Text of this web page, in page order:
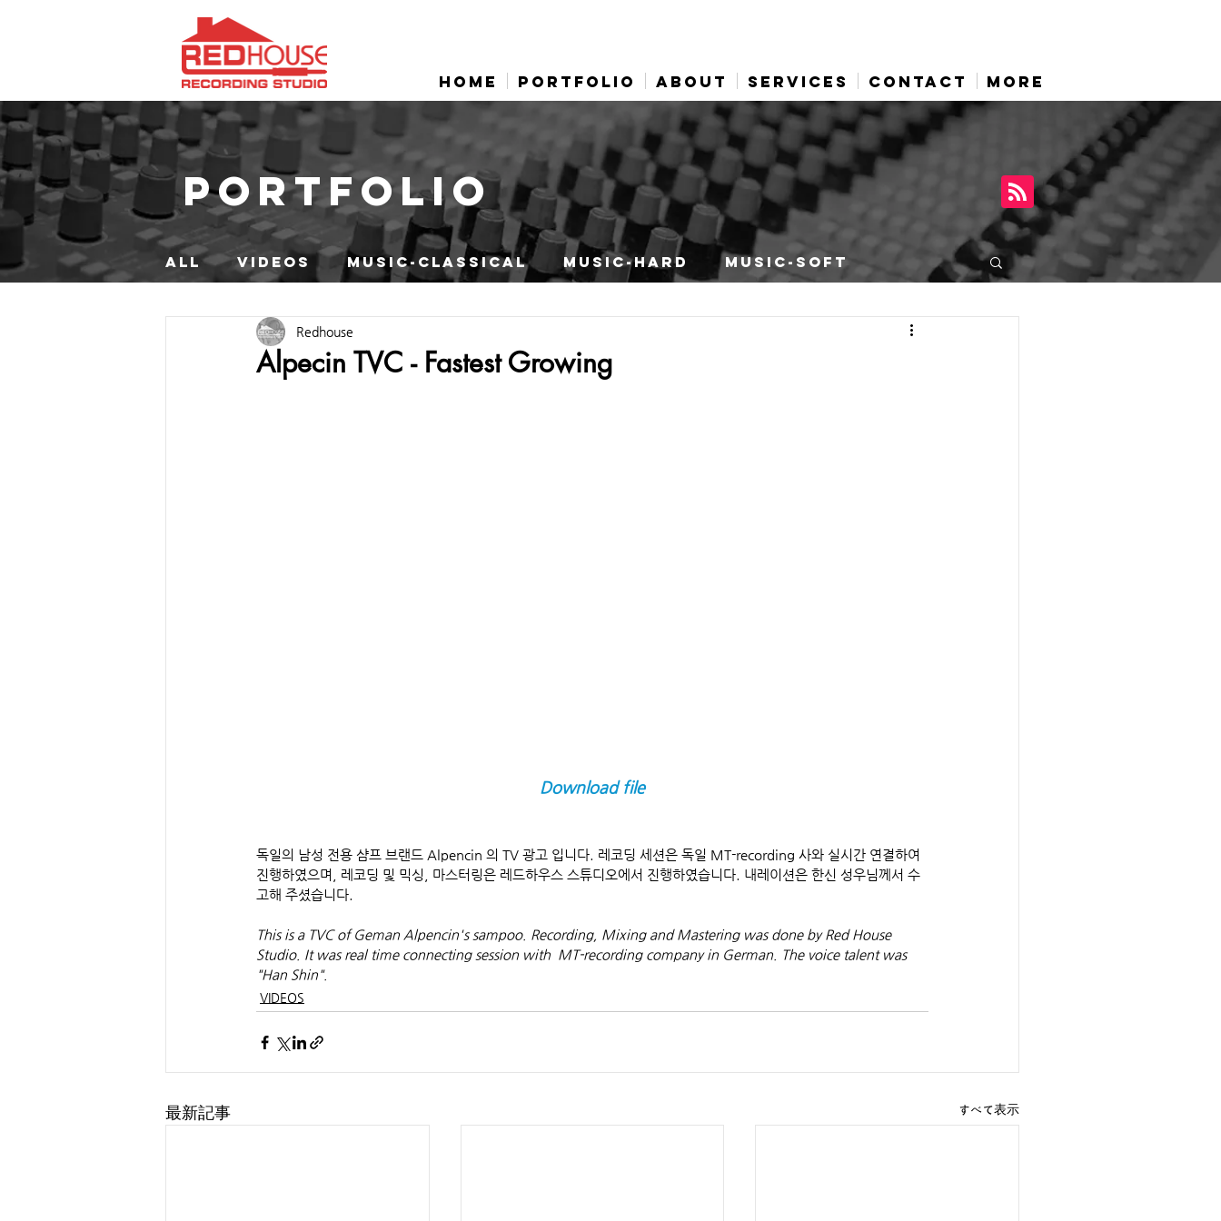
HOME PORTFOLIO ABOUT SERVICES CONTACT More
PORTFOLIO
ALL VIDEOS MUSIC-CLASSICAL MUSIC-HARD MUSIC-SOFT
Alpecin TVC - Fastest Growing
Redhouse
Download file
독일의 남성 전용 샴프 브랜드 Alpencin 의 TV 광고 입니다. 레코딩 세션은 독일 MT-recording 사와 실시간 연결하여
진행하였으며, 레코딩 및 믹싱, 마스터링은 레드하우스 스튜디오에서 진행하였습니다. 내레이션은 한신 성우님께서 수
고해 주셨습니다.
This is a TVC of Geman Alpencin's sampoo. Recording, Mixing and Mastering was done by Red House
Studio. It was real time connecting session with  MT-recording company in German. The voice talent was
"Han Shin".
VIDEOS
最新記事 すべて表示